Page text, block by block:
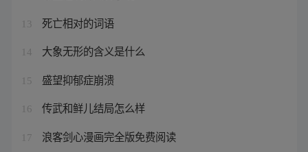
13 死亡相对的词语
14 大象无形的含义是什么
15 盛望抑郁症崩溃
16 传武和鲜儿结局怎么样
17 浪客剑心漫画完全版免费阅读